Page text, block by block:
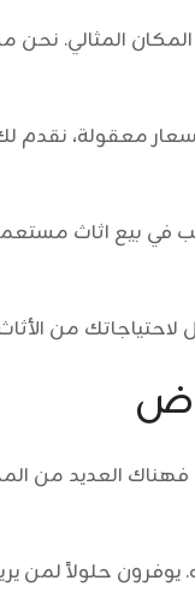
المثالي. نحن
معقولة،
في بيع اثاث
من
العديد من
حلولاً لمن